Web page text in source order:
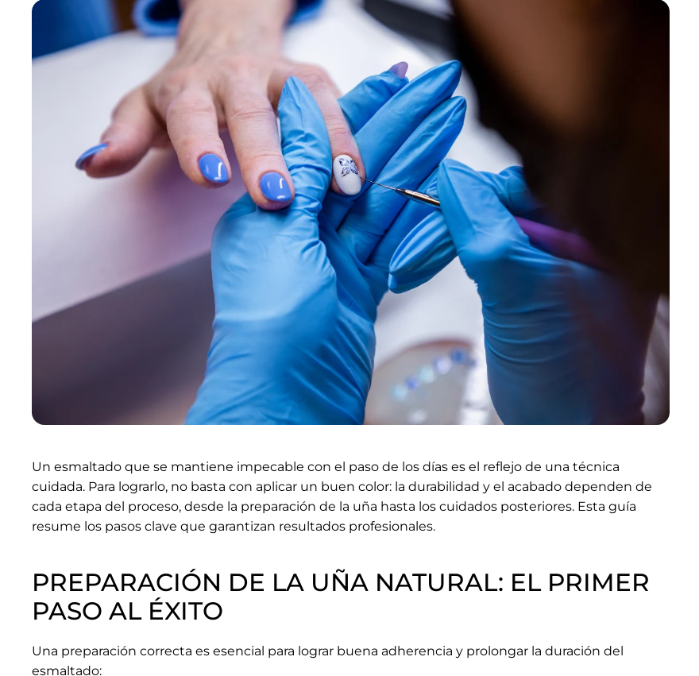
Un esmaltado que se mantiene impecable con el paso de los días es el reflejo de una técnica
cuidada. Para lograrlo, no basta con aplicar un buen color: la durabilidad y el acabado dependen de
cada etapa del proceso, desde la preparación de la uña hasta los cuidados posteriores. Esta guía
resume los pasos clave que garantizan resultados profesionales.
PREPARACIÓN DE LA UÑA NATURAL: EL PRIMER
PASO AL ÉXITO
Una preparación correcta es esencial para lograr buena adherencia y prolongar la duración del
esmaltado: